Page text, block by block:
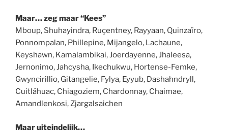
Maar… zeg maar “Kees”
Mboup, Shuhayindra, Ruçentney, Rayyaan, Quinzaïro,
Ponnompalan, Phillepine, Mijangelo, Lachaune,
Keyshawn, Kamalambikai, Joerdayenne, Jhaleesa,
Jernonimo, Jahcysha, Ikechukwu, Hortense-Femke,
Gwyncirillio, Gitangelie, Fylya, Eyyub, Dashahndryll,
Cuitláhuac, Chiagoziem, Chardonnay, Chaimae,
Amandlenkosi, Zjargalsaichen
Maar uiteindelijk…